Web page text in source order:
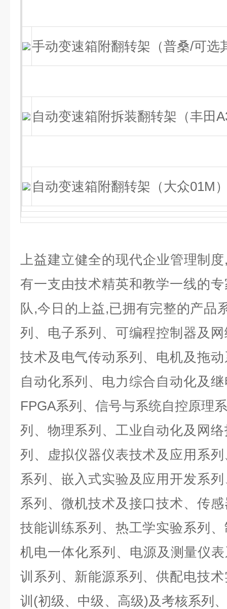
手动变速箱附翻转架（普桑/可选
自动变速箱附拆装翻转架（丰田
自动变速箱附翻转架（大众01M
上益建立健全的现代企业管理制
有一支由技术精英和教学一线的
队,今日的上益,已拥有完整的产品
列、电子系列、可编程控制器及
技术及电气传动系列、电机及拖
自动化系列、电力综合自动化及
FPGA系列、信号与系统自控原理
列、物理系列、工业自动化及网
列、虚拟仪器仪表技术及应用系
系列、嵌入式实验及应用开发系
系列、微机技术及接口技术、传
技能训练系列、热工学实验系列
机电一体化系列、电源及测量仪
训系列、新能源系列、供配电技
训(初级、中级、高级)及考核系列